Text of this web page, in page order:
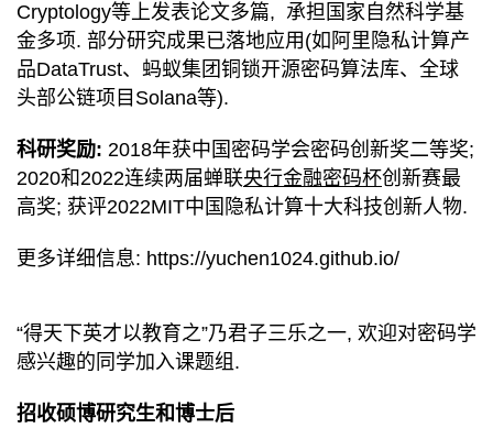
Cryptology等上发表论文多篇, 承担国家自然科学基
金多项. 部分研究成果已落地应用(如阿里隐私计算产
品DataTrust、蚂蚁集团铜锁开源密码算法库、全球
头部公链项目Solana等).
科研奖励: 2018年获中国密码学会密码创新奖二等奖;
2020和2022连续两届蝉联央行金融密码杯创新赛最
高奖; 获评2022MIT中国隐私计算十大科技创新人物.
更多详细信息: https://yuchen1024.github.io/
“得天下英才以教育之”乃君子三乐之一, 欢迎对密码学
感兴趣的同学加入课题组.
招收硕博研究生和博士后